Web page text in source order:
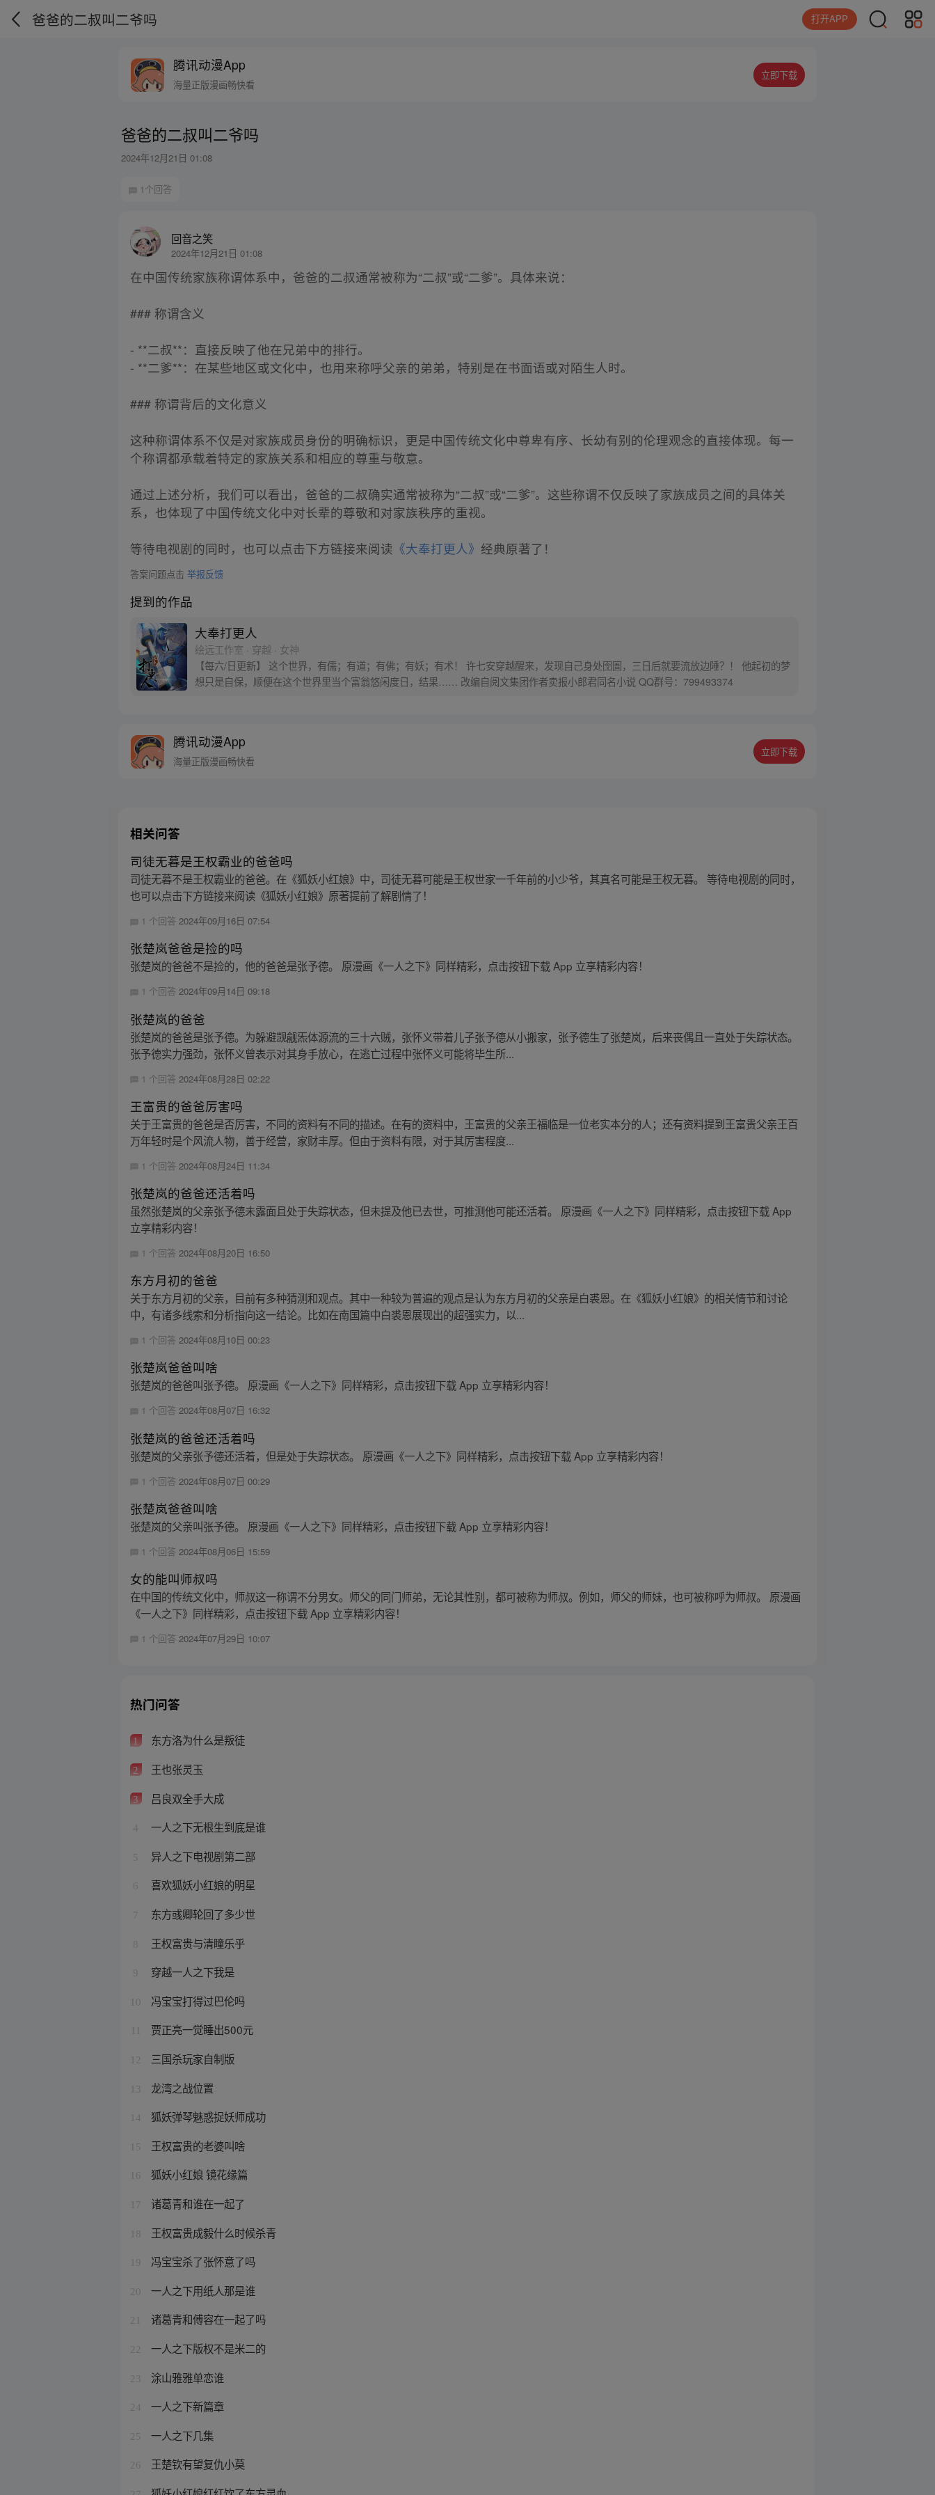
爸爸的二叔叫二爷吗 打开APP
腾讯动漫App
海量正版漫画畅快看
立即下载
爸爸的二叔叫二爷吗
2024年12月21日 01:08
1个回答
回音之笑
2024年12月21日 01:08
在中国传统家族称谓体系中，爸爸的二叔通常被称为“二叔”或“二爹”。具体来说：
### 称谓含义
- **二叔**：直接反映了他在兄弟中的排行。
- **二爹**：在某些地区或文化中，也用来称呼父亲的弟弟，特别是在书面语或对陌生人时。
### 称谓背后的文化意义
这种称谓体系不仅是对家族成员身份的明确标识，更是中国传统文化中尊卑有序、长幼有别的伦理观念的直接体现。每一
个称谓都承载着特定的家族关系和相应的尊重与敬意。
通过上述分析，我们可以看出，爸爸的二叔确实通常被称为“二叔”或“二爹”。这些称谓不仅反映了家族成员之间的具体关
系，也体现了中国传统文化中对长辈的尊敬和对家族秩序的重视。
等待电视剧的同时，也可以点击下方链接来阅读 《大奉打更人》 经典原著了！
答案问题点击举报反馈
提到的作品
大奉打更人
绘远工作室 · 穿越 · 女神
【每六/日更新】 这个世界，有儒；有道；有佛；有妖；有术！ 许七安穿越醒来，发现自己身处囹圄，三日后就要流放边陲？！ 他起初的梦
想只是自保，顺便在这个世界里当个富翁悠闲度日，结果…… 改编自阅文集团作者卖报小郎君同名小说 QQ群号：799493374
腾讯动漫App
海量正版漫画畅快看
立即下载
相关问答
司徒无暮是王权霸业的爸爸吗
司徒无暮不是王权霸业的爸爸。在《狐妖小红娘》中，司徒无暮可能是王权世家一千年前的小少爷，其真名可能是王权无暮。 等待电视剧的同时，
也可以点击下方链接来阅读《狐妖小红娘》原著提前了解剧情了！
1 个回答2024年09月16日 07:54
张楚岚爸爸是捡的吗
张楚岚的爸爸不是捡的，他的爸爸是张予德。 原漫画《一人之下》同样精彩，点击按钮下载 App 立享精彩内容！
1 个回答2024年09月14日 09:18
张楚岚的爸爸
张楚岚的爸爸是张予德。为躲避觊觎炁体源流的三十六贼，张怀义带着儿子张予德从小搬家，张予德生了张楚岚，后来丧偶且一直处于失踪状态。
张予德实力强劲，张怀义曾表示对其身手放心，在逃亡过程中张怀义可能将毕生所...
1 个回答 2024年08月28日 02:22
王富贵的爸爸厉害吗
关于王富贵的爸爸是否厉害，不同的资料有不同的描述。在有的资料中，王富贵的父亲王福临是一位老实本分的人；还有资料提到王富贵父亲王百
万年轻时是个风流人物，善于经营，家财丰厚。但由于资料有限，对于其厉害程度...
1 个回答 2024年08月24日 11:34
张楚岚的爸爸还活着吗
虽然张楚岚的父亲张予德未露面且处于失踪状态，但未提及他已去世，可推测他可能还活着。 原漫画《一人之下》同样精彩，点击按钮下载 App
立享精彩内容！
1 个回答2024年08月20日 16:50
东方月初的爸爸
关于东方月初的父亲，目前有多种猜测和观点。其中一种较为普遍的观点是认为东方月初的父亲是白裘恩。在《狐妖小红娘》的相关情节和讨论
中，有诸多线索和分析指向这一结论。比如在南国篇中白裘恩展现出的超强实力，以...
1 个回答2024年08月10日 00:23
张楚岚爸爸叫啥
张楚岚的爸爸叫张予德。 原漫画《一人之下》同样精彩，点击按钮下载 App 立享精彩内容！
1 个回答2024年08月07日 16:32
张楚岚的爸爸还活着吗
张楚岚的父亲张予德还活着，但是处于失踪状态。 原漫画《一人之下》同样精彩，点击按钮下载 App 立享精彩内容！
1 个回答 2024年08月07日 00:29
张楚岚爸爸叫啥
张楚岚的父亲叫张予德。 原漫画《一人之下》同样精彩，点击按钮下载 App 立享精彩内容！
1 个回答 2024年08月06日 15:59
女的能叫师叔吗
在中国的传统文化中，师叔这一称谓不分男女。师父的同门师弟，无论其性别，都可被称为师叔。例如，师父的师妹，也可被称呼为师叔。 原漫画
《一人之下》同样精彩，点击按钮下载 App 立享精彩内容！
1 个回答2024年07月29日 10:07
热门问答
1 东方洛为什么是叛徒
2 王也张灵玉
3 吕良双全手大成
4 一人之下无根生到底是谁
5 异人之下电视剧第二部
6 喜欢狐妖小红娘的明星
7 东方彧卿轮回了多少世
8 王权富贵与清瞳乐乎
9 穿越一人之下我是
10 冯宝宝打得过巴伦吗
贾正亮一觉睡出500元
12 三国杀玩家自制版
13 龙湾之战位置
14 狐妖弹琴魅惑捉妖师成功
15 王权富贵的老婆叫啥
16 狐妖小红娘 镜花缘篇
17 诸葛青和谁在一起了
18 王权富贵成毅什么时候杀青
19 冯宝宝杀了张怀意了吗
20 一人之下用纸人那是谁
21 诸葛青和傅容在一起了吗
22 一人之下版权不是米二的
23 涂山雅雅单恋谁
24 一人之下新篇章
25 一人之下几集
26 王楚钦有望复仇小莫